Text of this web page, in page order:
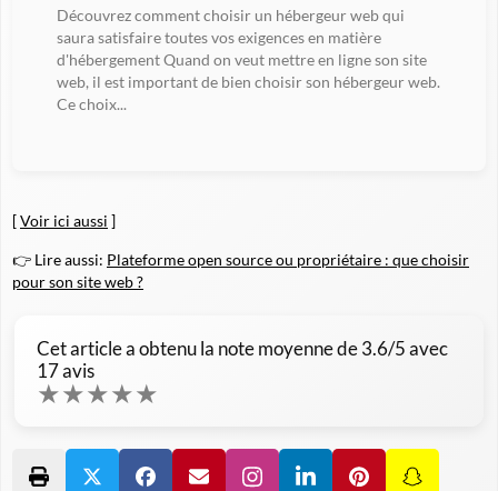
Découvrez comment choisir un hébergeur web qui
saura satisfaire toutes vos exigences en matière
d'hébergement Quand on veut mettre en ligne son site
web, il est important de bien choisir son hébergeur web.
Ce choix...
[Voir ici aussi ]
👉 Lire aussi: Plateforme open source ou propriétaire : que choisir
pour son site web ?
Cet article a obtenu la note moyenne de3.6/5 avec
17avis
★★★★★